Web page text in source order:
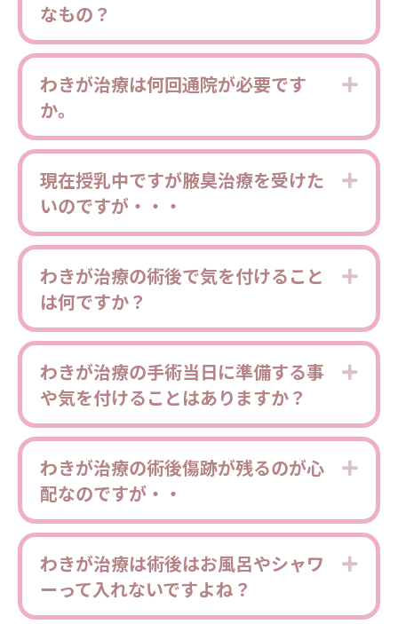
なもの？
わきが治療は何回通院が必要です
か。
現在授乳中ですが腋臭治療を受けた
いのですが・・・
わきが治療の術後で気を付けること
は何ですか？
わきが治療の手術当日に準備する事
や気を付けることはありますか？
わきが治療の術後傷跡が残るのが心
配なのですが・・
わきが治療は術後はお風呂やシャワ
ーって入れないですよね？